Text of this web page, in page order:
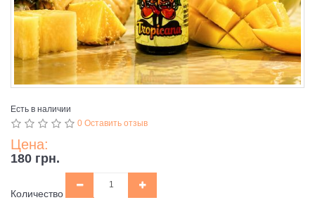
Есть в наличии
0 Оставить отзыв
Цена:
180 грн.
Количество